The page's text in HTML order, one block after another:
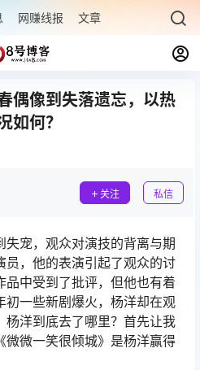
网赚线报 文章专题 最新文章
偶像到失落遗忘，以热
如何？
关注 私信
宠，观众对演技的背离与期
员，他的表演引起了观众的讨
中受到了批评，但他也有着
初一些新剧爆火，杨洋却在观
杨洋到底去了哪里？首先让我
微微一笑很倾城》是杨洋赢得